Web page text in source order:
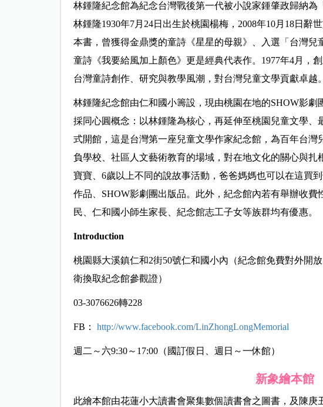
林鍾隆紀念館為紀念台灣戰後第一代被小說家鍾肇政歸納為
林鍾隆1930年7月24日出生於桃園楊梅，2008年10月18日辭
本書，曾獲得金鼎獎的童詩《星星的母親》、入選「台灣兒
童詩《我要給風加上顏色》更是經典代表作。1977年4月，
台灣童詩創作、研究與教學風潮，對台灣兒童文學貢獻卓越。
林鍾隆紀念館由仁和國小籌設，現由桃園在地的SHOW影劇
採同心圓概念：以林鍾隆為核心，再延伸至桃園兒童文學、
式開館，這是台灣第一座兒童文學作家紀念館，為百年台灣
負學校、社區人文藝術教育的場域，對在地文化的關心與扎
寶寶、6歲以上不同的說故事活動，爸爸媽媽也可以在這買
作品、SHOW影劇團出版品。此外，紀念館內若有舉辦收
民、仁和國小師生家長、紀念館志工子女等族群均有優惠。
Introduction
桃園縣大溪鎮仁和2街50號仁和國小內 （紀念館免費對外開
衛換取紀念館參觀證）
03-3076626轉228
FB： http://www.facebook.com/LinZhongLongMemorial
週二～六9:30～17:00（國訂假日、週日～一休館）
新象繪本館
此繪本館由花蓮小大讀書會聚集數個讀書會之圖書，及陳